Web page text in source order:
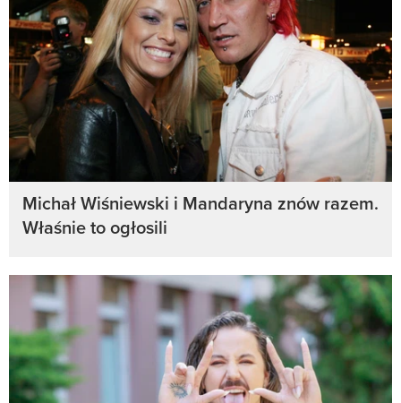
Michał Wiśniewski i Mandaryna znów razem.
Właśnie to ogłosili